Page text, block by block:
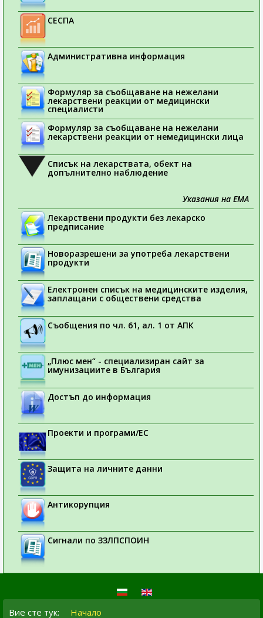
СЕСПА
Административна информация
Формуляр за съобщаване на нежелани
лекарствени реакции от медицински
специалисти
Формуляр за съобщаване на нежелани
лекарствени реакции от немедицински лица
Списък на лекарствата, обект на
допълнително наблюдение
Указания на ЕМА
Лекарствени продукти без лекарско
предписание
Новоразрешени за употреба лекарствени
продукти
Електронен списък на медицинските изделия,
заплащани с обществени средства
Съобщения по чл. 61, ал. 1 от АПК
„Плюс мен“ - специализиран сайт за
имунизациите в България
Достъп до информация
Проекти и програми/ЕС
Защита на личните данни
Антикорупция
Сигнали по ЗЗЛПСПОИН
Вие сте тук: Начало